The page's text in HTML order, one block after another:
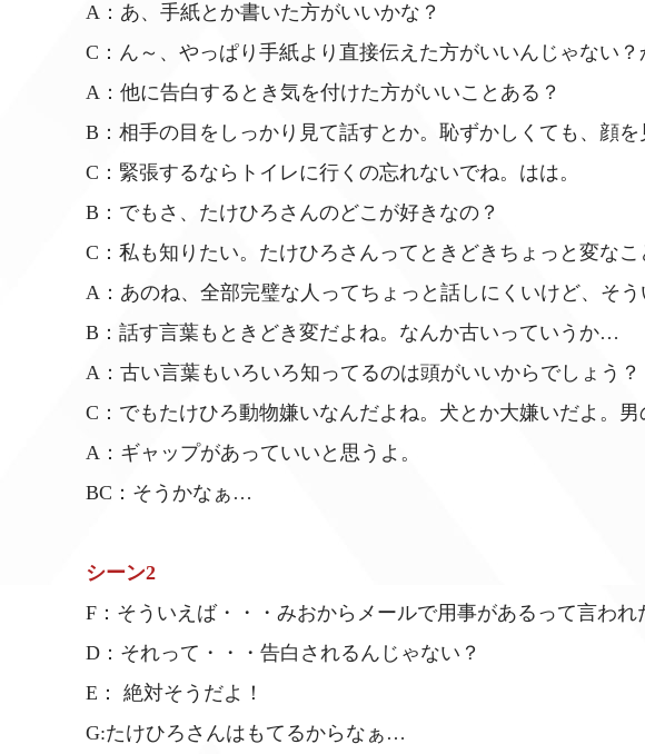
A：あ、手紙とか書いた方がいいかな？
C：ん～、やっぱり手紙より直接伝えた方がいいんじゃない？
A：他に告白するとき気を付けた方がいいことある？
B：相手の目をしっかり見て話すとか。恥ずかしくても、顔を
C：緊張するならトイレに行くの忘れないでね。はは。
B：でもさ、たけひろさんのどこが好きなの？
C：私も知りたい。たけひろさんってときどきちょっと変なこ
A：あのね、全部完璧な人ってちょっと話しにくいけど、そ
B：話す言葉もときどき変だよね。なんか古いっていうか…
A：古い言葉もいろいろ知ってるのは頭がいいからでしょう？
C：でもたけひろ動物嫌いなんだよね。犬とか大嫌いだよ。
A：ギャップがあっていいと思うよ。
BC：そうかなぁ…
シーン2
F：そういえば・・・みおからメールで用事があるって言われ
D：それって・・・告白されるんじゃない？
E： 絶対そうだよ！
G:たけひろさんはもてるからなぁ…